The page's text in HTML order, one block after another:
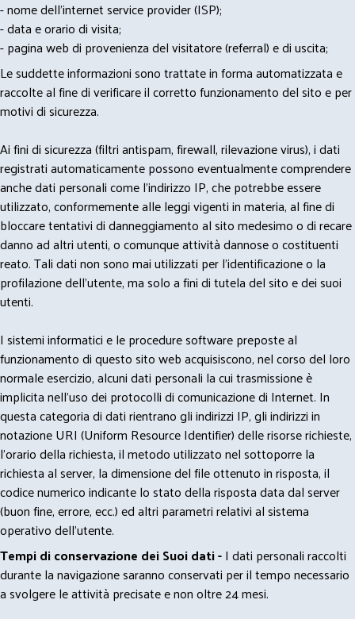
- nome dell'internet service provider (ISP);
- data e orario di visita;
- pagina web di provenienza del visitatore (referral) e di uscita;
Le suddette informazioni sono trattate in forma automatizzata e
raccolte al fine di verificare il corretto funzionamento del sito e per
motivi di sicurezza.
Ai fini di sicurezza (filtri antispam, firewall, rilevazione virus), i dati
registrati automaticamente possono eventualmente comprendere
anche dati personali come l'indirizzo IP, che potrebbe essere
utilizzato, conformemente alle leggi vigenti in materia, al fine di
bloccare tentativi di danneggiamento al sito medesimo o di recare
danno ad altri utenti, o comunque attività dannose o costituenti
reato. Tali dati non sono mai utilizzati per l'identificazione o la
profilazione dell'utente, ma solo a fini di tutela del sito e dei suoi
utenti.
I sistemi informatici e le procedure software preposte al
funzionamento di questo sito web acquisiscono, nel corso del loro
normale esercizio, alcuni dati personali la cui trasmissione è
implicita nell'uso dei protocolli di comunicazione di Internet. In
questa categoria di dati rientrano gli indirizzi IP, gli indirizzi in
notazione URI (Uniform Resource Identifier) delle risorse richieste,
l'orario della richiesta, il metodo utilizzato nel sottoporre la
richiesta al server, la dimensione del file ottenuto in risposta, il
codice numerico indicante lo stato della risposta data dal server
(buon fine, errore, ecc.) ed altri parametri relativi al sistema
operativo dell'utente.
Tempi di conservazione dei Suoi dati -I dati personali raccolti
durante la navigazione saranno conservati per il tempo necessario
a svolgere le attività precisate e non oltre 24 mesi.